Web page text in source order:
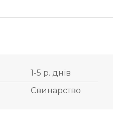
1-5 р. днів
Свинарство